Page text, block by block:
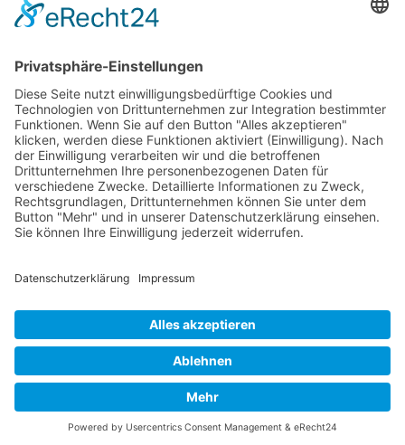
Salziges
start_torte
Torten
Weihnachtskekse
Hier dürfen Sie ein wenig stöbern
© Beates Backschätze .Datenschutz